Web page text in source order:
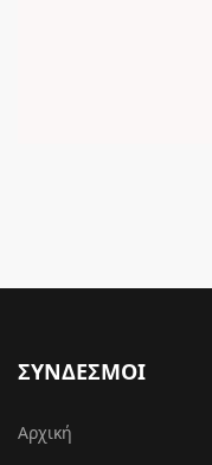
ΣΥΝΔΕΣΜΟΙ
Αρχική